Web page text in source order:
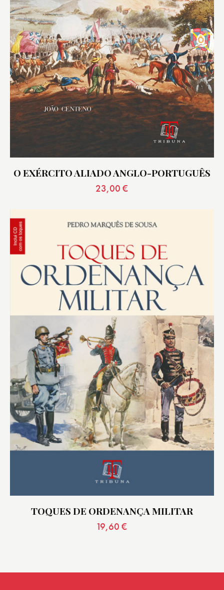
O EXÉRCITO ALIADO ANGLO-PORTUGUÊS
23,00 €
TOQUES DE ORDENANÇA MILITAR
19,60 €